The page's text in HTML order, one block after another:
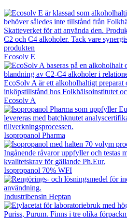
Ecosolv E
Ecosolv A
Isopropanol Pharma
Isopropanol 70% WFI
Industribensin Heptan